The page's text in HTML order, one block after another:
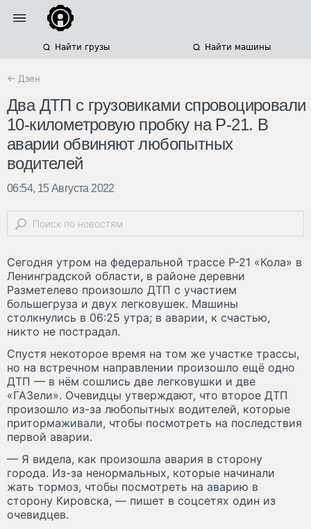
Найти грузы Найти машины
← Дзен
Два ДТП с грузовиками спровоцировали
10-километровую пробку на Р-21. В
аварии обвиняют любопытных
водителей
06:54, 15 Августа 2022
Сегодня утром на федеральной трассе Р-21 «Кола» в
Ленинградской области, в районе деревни
Разметелево произошло ДТП с участием
большегруза и двух легковушек. Машины
столкнулись в 06:25 утра; в аварии, к счастью,
никто не пострадал.
Спустя некоторое время на том же участке трассы,
но на встречном направлении произошло ещё одно
ДТП — в нём сошлись две легковушки и две
«ГАЗели». Очевидцы утверждают, что второе ДТП
произошло из-за любопытных водителей, которые
притормаживали, чтобы посмотреть на последствия
первой аварии.
— Я видела, как произошла авария в сторону
города. Из-за ненормальных, которые начинали
жать тормоз, чтобы посмотреть на аварию в
сторону Кировска, — пишет в соцсетях один из
очевидцев.